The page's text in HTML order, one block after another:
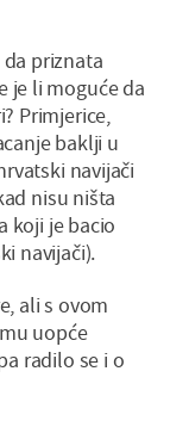
priznata
je li moguće da
Primjerice,
baklji u
navijači
nisu ništa
koji je bacio
navijači).
ali s ovom
uopće
radilo se i o